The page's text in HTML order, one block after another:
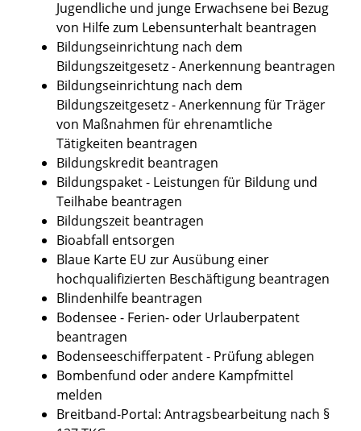
Jugendliche und junge Erwachsene bei Bezug
von Hilfe zum Lebensunterhalt beantragen
Bildungseinrichtung nach dem
Bildungszeitgesetz - Anerkennung beantragen
Bildungseinrichtung nach dem
Bildungszeitgesetz - Anerkennung für Träger
von Maßnahmen für ehrenamtliche
Tätigkeiten beantragen
Bildungskredit beantragen
Bildungspaket - Leistungen für Bildung und
Teilhabe beantragen
Bildungszeit beantragen
Bioabfall entsorgen
Blaue Karte EU zur Ausübung einer
hochqualifizierten Beschäftigung beantragen
Blindenhilfe beantragen
Bodensee - Ferien- oder Urlauberpatent
beantragen
Bodenseeschifferpatent - Prüfung ablegen
Bombenfund oder andere Kampfmittel
melden
Breitband-Portal: Antragsbearbeitung nach §